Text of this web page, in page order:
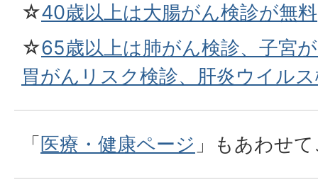
☆40歳以上は大腸がん検診が無料
☆65歳以上は肺がん検診、子宮
胃がんリスク検診、肝炎ウイル
「 医療・健康ページ 」もあわせ